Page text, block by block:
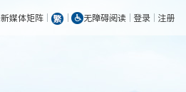
新媒体矩阵 无障碍阅读 登录 注册